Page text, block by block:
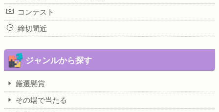
コンテスト
締切間近
ジャンルから探す
厳選懸賞
その場で当たる